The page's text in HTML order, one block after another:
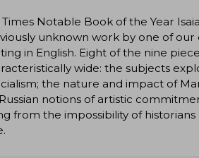
Notable Book of the Year
unknown work by one of our
in English. Eight of the nine
wide: the subjects
the nature and impact of
notions of artistic
from the impossibility of